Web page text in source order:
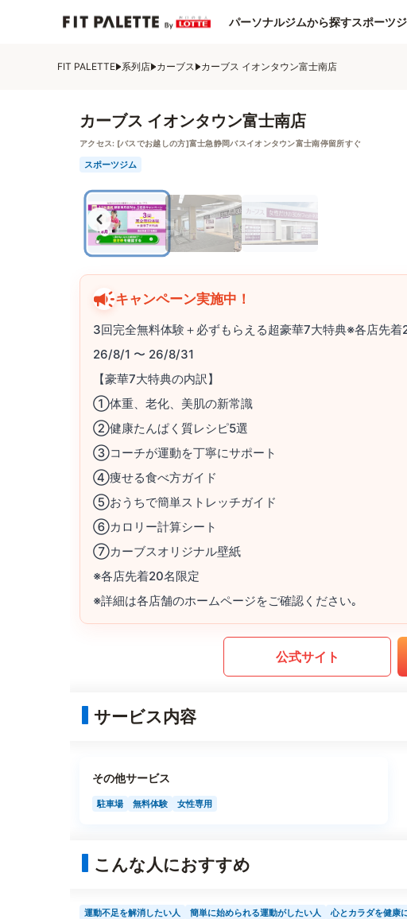
パーソナルジムから探すスポーツ
FIT PALETTE 系列店 カーブス カーブス イオンタウン富士南店
カーブス イオンタウン富士南店
アクセス: [バスでお越しの方]富士急静岡バスイオンタウン富士南停留所すぐ
スポーツジム
キャンペーン実施中！
3回完全無料体験＋必ずもらえる超豪華7大特典※各店先着
26/8/1 〜 26/8/31
【豪華7大特典の内訳】
①体重、老化、美肌の新常識
②健康たんぱく質レシピ5選
③コーチが運動を丁寧にサポート
④痩せる食べ方ガイド
⑤おうちで簡単ストレッチガイド
⑥カロリー計算シート
⑦カーブスオリジナル壁紙
※各店先着20名限定
※詳細は各店舗のホームページをご確認ください｡
公式サイト
サービス内容
その他サービス
駐車場 無料体験 女性専用
こんな人におすすめ
運動不足を解消したい人 簡単に始められる運動がしたい人 心とカラダを健康